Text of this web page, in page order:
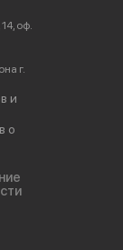
оф.
г.
и
о